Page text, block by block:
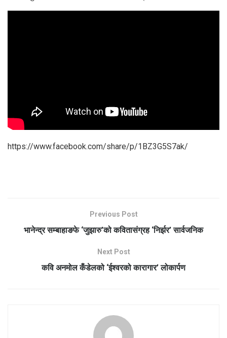
https://www.facebook.com/share/p/1BZ3G5S7ak/
Previous Post
भानेन्द्र सम्बाहाङफे ‘जुझारु’को कवितासंग्रह ‘निर्झर’ सार्वजनिक
Next Post
कवि अनमोल कँडेलको ‘ईश्वरको कारागार’ लोकार्पण